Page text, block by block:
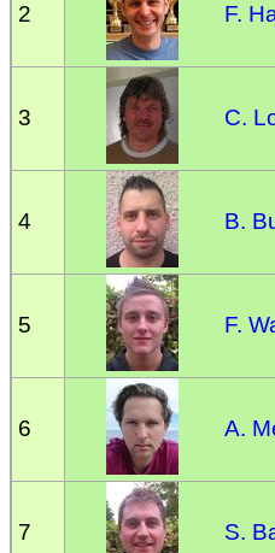
2 F.
3 C.
4 B.
5 F.
6 A.
7 S.